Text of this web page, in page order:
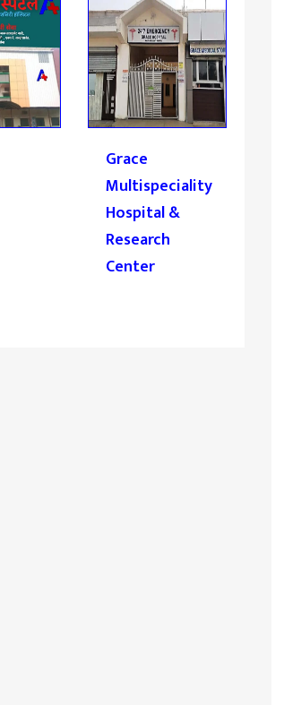
Grace
Multispeciality
Hospital &
Research
Center